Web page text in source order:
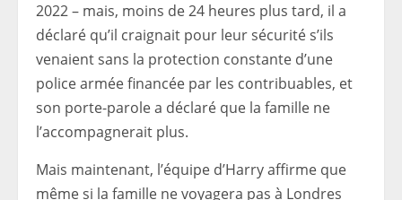
2022 – mais, moins de 24 heures plus tard, il a
déclaré qu’il craignait pour leur sécurité s’ils
venaient sans la protection constante d’une
police armée financée par les contribuables, et
son porte-parole a déclaré que la famille ne
l’accompagnerait plus.
Mais maintenant, l’équipe d’Harry affirme que
même si la famille ne voyagera pas à Londres